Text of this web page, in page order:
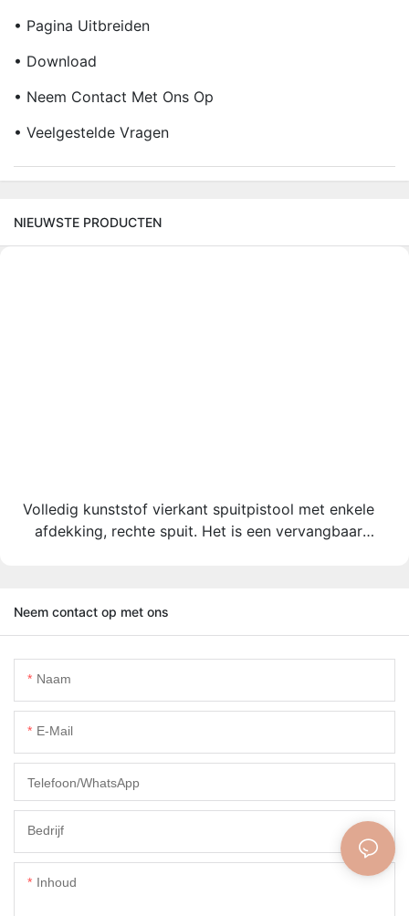
• Pagina Uitbreiden
• Download
• Neem Contact Met Ons Op
• Veelgestelde Vragen
NIEUWSTE PRODUCTEN
Volledig kunststof vierkant spuitpistool met enkele
afdekking, rechte spuit. Het is een vervangbaar
Neem contact op met ons
Naam
E-Mail
Telefoon/WhatsApp
Bedrijf
Inhoud